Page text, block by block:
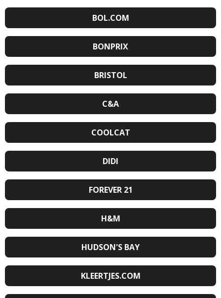
BOL.COM
BONPRIX
BRISTOL
C&A
COOLCAT
DIDI
FOREVER 21
H&M
HUDSON'S BAY
KLEERTJES.COM